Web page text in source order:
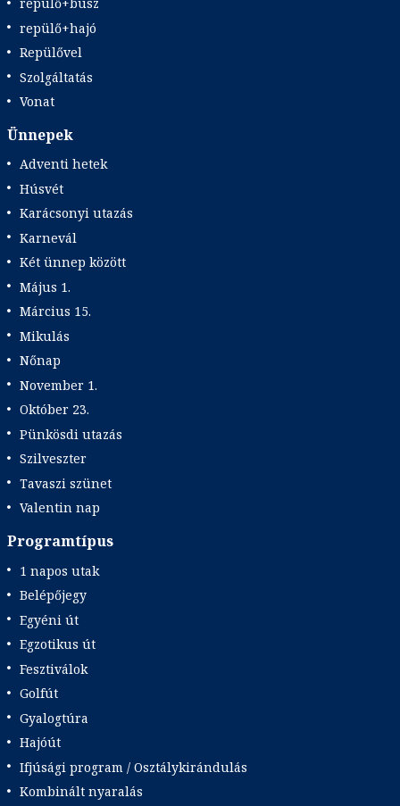
repülő+hajó
Repülővel
Szolgáltatás
Vonat
Ünnepek
Adventi hetek
Húsvét
Karácsonyi utazás
Karnevál
Két ünnep között
Május 1.
Március 15.
Mikulás
Nőnap
November 1.
Október 23.
Pünkösdi utazás
Szilveszter
Tavaszi szünet
Valentin nap
Programtípus
1 napos utak
Belépőjegy
Egyéni út
Egzotikus út
Fesztiválok
Golfút
Gyalogtúra
Hajóút
Ifjúsági program / Osztálykirándulás
Kombinált nyaralás